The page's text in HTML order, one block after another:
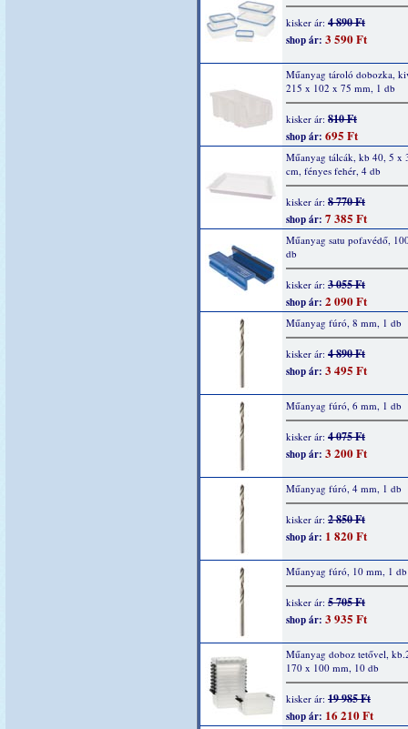
kisker ár: 4 890 Ft
shop ár: 3 590 Ft
Műanyag tároló dobozka,
215 x 102 x 75 mm, 1 db
kisker ár: 810 Ft
shop ár: 695 Ft
Műanyag tálcák, kb 40, 5 x
cm, fényes fehér, 4 db
kisker ár: 8 770 Ft
shop ár: 7 385 Ft
Műanyag satu pofavédő,
db
kisker ár: 3 055 Ft
shop ár: 2 090 Ft
Műanyag fúró, 8 mm, 1 db
kisker ár: 4 890 Ft
shop ár: 3 495 Ft
Műanyag fúró, 6 mm, 1 db
kisker ár: 4 075 Ft
shop ár: 3 200 Ft
Műanyag fúró, 4 mm, 1 db
kisker ár: 2 850 Ft
shop ár: 1 820 Ft
Műanyag fúró, 10 mm, 1 db
kisker ár: 5 705 Ft
shop ár: 3 935 Ft
Műanyag doboz tetővel,
170 x 100 mm, 10 db
kisker ár: 19 985 Ft
shop ár: 16 210 Ft